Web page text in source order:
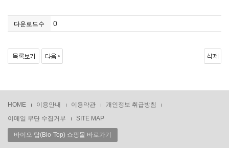
다운로드수 0
HOME 이용안내 이용약관
개인정보 취급방침
이메일 무단 수집거부
SITE MAP
바이오 탑(Bio-Top) 쇼핑몰 바로가기